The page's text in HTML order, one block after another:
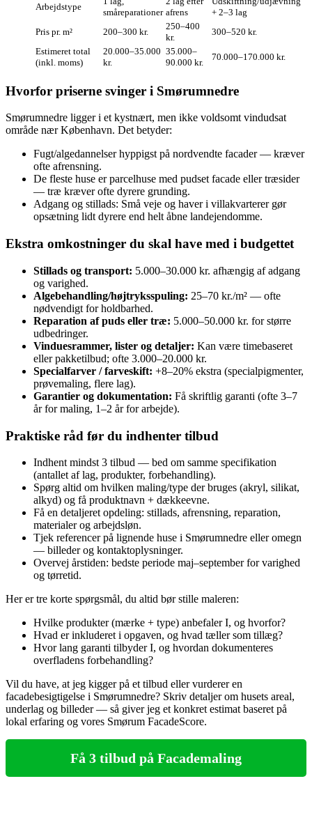
Arbejdstype
småreparationer afrens
+ 2–3 lag
Pris pr. m²
200–300 kr.
250–400
kr.
300–520 kr.
Estimeret total
(inkl. moms)
20.000–35.000
kr.
35.000–
90.000 kr.
70.000–170.000 kr.
Hvorfor priserne svinger i Smørumnedre
Smørumnedre ligger i et kystnært, men ikke voldsomt vindudsat
område nær København. Det betyder:
Fugt/algedannelser hyppigst på nordvendte facader — kræver
ofte afrensning.
De fleste huse er parcelhuse med pudset facade eller træsider
— træ kræver ofte dyrere grunding.
Adgang og stillads: Små veje og haver i villakvarterer gør
opsætning lidt dyrere end helt åbne landejendomme.
Ekstra omkostninger du skal have med i budgettet
Stillads og transport: 5.000–30.000 kr. afhængig af adgang
og varighed.
Algebehandling/højtryksspuling: 25–70 kr./m² — ofte
nødvendigt for holdbarhed.
Reparation af puds eller træ: 5.000–50.000 kr. for større
udbedringer.
Vinduesrammer, lister og detaljer: Kan være timebaseret
eller pakketilbud; ofte 3.000–20.000 kr.
Specialfarver / farveskift: +8–20% ekstra (specialpigmenter,
prøvemaling, flere lag).
Garantier og dokumentation: Få skriftlig garanti (ofte 3–7
år for maling, 1–2 år for arbejde).
Praktiske råd før du indhenter tilbud
Indhent mindst 3 tilbud — bed om samme specifikation
(antallet af lag, produkter, forbehandling).
Spørg altid om hvilken maling/type der bruges (akryl, silikat,
alkyd) og få produktnavn + dækkeevne.
Få en detaljeret opdeling: stillads, afrensning, reparation,
materialer og arbejdsløn.
Tjek referencer på lignende huse i Smørumnedre eller omegn
— billeder og kontaktoplysninger.
Overvej årstiden: bedste periode maj–september for varighed
og tørretid.
Her er tre korte spørgsmål, du altid bør stille maleren:
Hvilke produkter (mærke + type) anbefaler I, og hvorfor?
Hvad er inkluderet i opgaven, og hvad tæller som tillæg?
Hvor lang garanti tilbyder I, og hvordan dokumenteres
overfladens forbehandling?
Vil du have, at jeg kigger på et tilbud eller vurderer en
facadebesigtigelse i Smørumnedre? Skriv detaljer om husets areal,
underlag og billeder — så giver jeg et konkret estimat baseret på
lokal erfaring og vores Smørum FacadeScore.
Få 3 tilbud på Facademaling